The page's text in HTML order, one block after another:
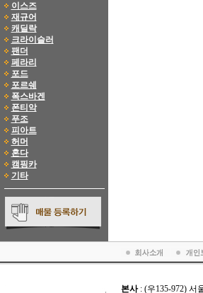
이스즈
재규어
캐딜락
크라이슬러
팬더
페라리
포드
포르쉐
폭스바겐
폰티악
푸조
피아트
허머
혼다
캠핑카
기타
본사: (우135-972) 서